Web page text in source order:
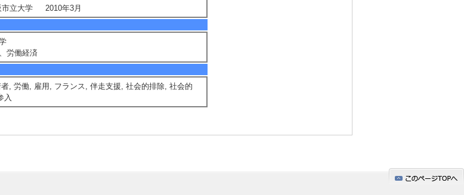
立大学 2010年3月
労働経済
, 労働, 雇用, フランス, 伴走支援, 社会的排除, 社会的
入